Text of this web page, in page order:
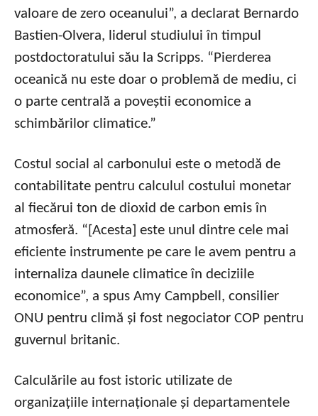
valoare de zero oceanului”, a declarat Bernardo
Bastien-Olvera, liderul studiului în timpul
postdoctoratului său la Scripps. “Pierderea
oceanică nu este doar o problemă de mediu, ci
o parte centrală a poveștii economice a
schimbărilor climatice.”
Costul social al carbonului este o metodă de
contabilitate pentru calculul costului monetar
al fiecărui ton de dioxid de carbon emis în
atmosferă. “[Acesta] este unul dintre cele mai
eficiente instrumente pe care le avem pentru a
internaliza daunele climatice în deciziile
economice”, a spus Amy Campbell, consilier
ONU pentru climă și fost negociator COP pentru
guvernul britanic.
Calculările au fost istoric utilizate de
organizațiile internaționale și departamentele